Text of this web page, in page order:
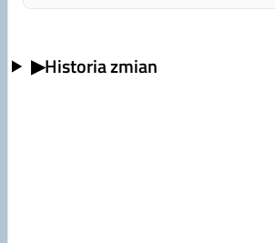
▶Historia zmian